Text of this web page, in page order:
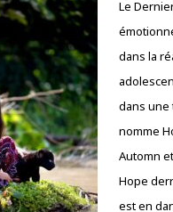
Le
dans la
dans une
nomme
Automn
Hope
est en